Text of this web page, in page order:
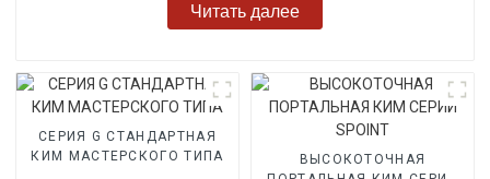
Читать далее
СЕРИЯ G СТАНДАРТНАЯ
КИМ МАСТЕРСКОГО ТИПА
ВЫСОКОТОЧНАЯ